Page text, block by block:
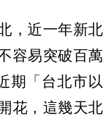
，近一年新北
容易突破百萬
期「台北市以
花，這幾天北